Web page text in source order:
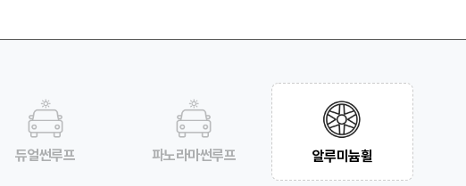
듀얼썬루프 파노라마썬루프 알루미늄휠